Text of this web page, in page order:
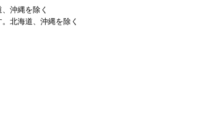
沖縄を除く
北海道、沖縄を除く